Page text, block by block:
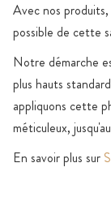
Avec nos produits,
possible de cette
Notre démarche
plus hauts
appliquons cette
méticuleux,
En savoir plus sur